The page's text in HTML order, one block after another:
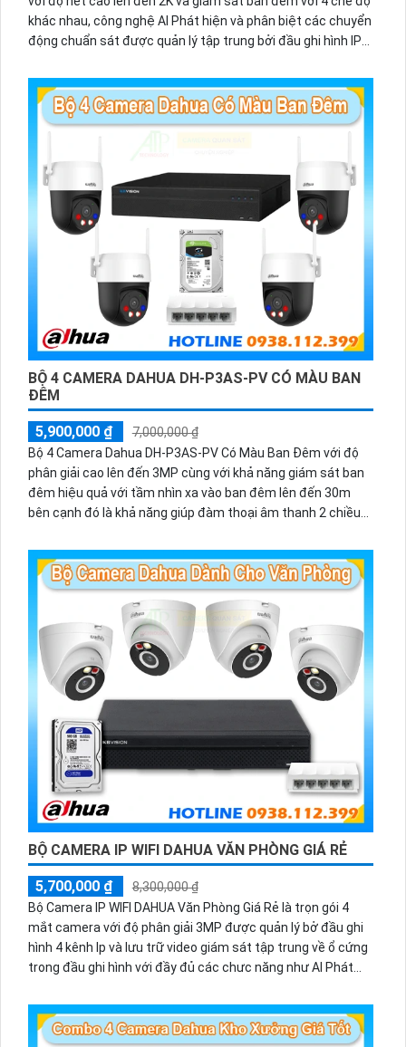
khác nhau, công nghệ AI Phát hiện và phân biệt các chuyển
động chuẩn sát được quản lý tập trung bởi đầu ghi hình IP
BỘ 4 CAMERA DAHUA DH-P3AS-PV CÓ MÀU BAN
ĐÊM
5,900,000 ₫
7,000,000 ₫
Bộ 4 Camera Dahua DH-P3AS-PV Có Màu Ban Đêm với độ
phân giải cao lên đến 3MP cùng với khả năng giám sát ban
đêm hiệu quả với tầm nhìn xa vào ban đêm lên đến 30m
bên cạnh đó là khả năng giúp đàm thoại âm thanh 2 chiều
BỘ CAMERA IP WIFI DAHUA VĂN PHÒNG GIÁ RẺ
5,700,000 ₫
8,300,000 ₫
Bộ Camera IP WIFI DAHUA Văn Phòng Giá Rẻ là trọn gói 4
mắt camera với độ phân giải 3MP được quản lý bở đầu ghi
hình 4 kênh Ip và lưu trữ video giám sát tập trung về ổ cứng
trong đầu ghi hình với đầy đủ các chưc năng như AI Phát
có màu vào ban đêm